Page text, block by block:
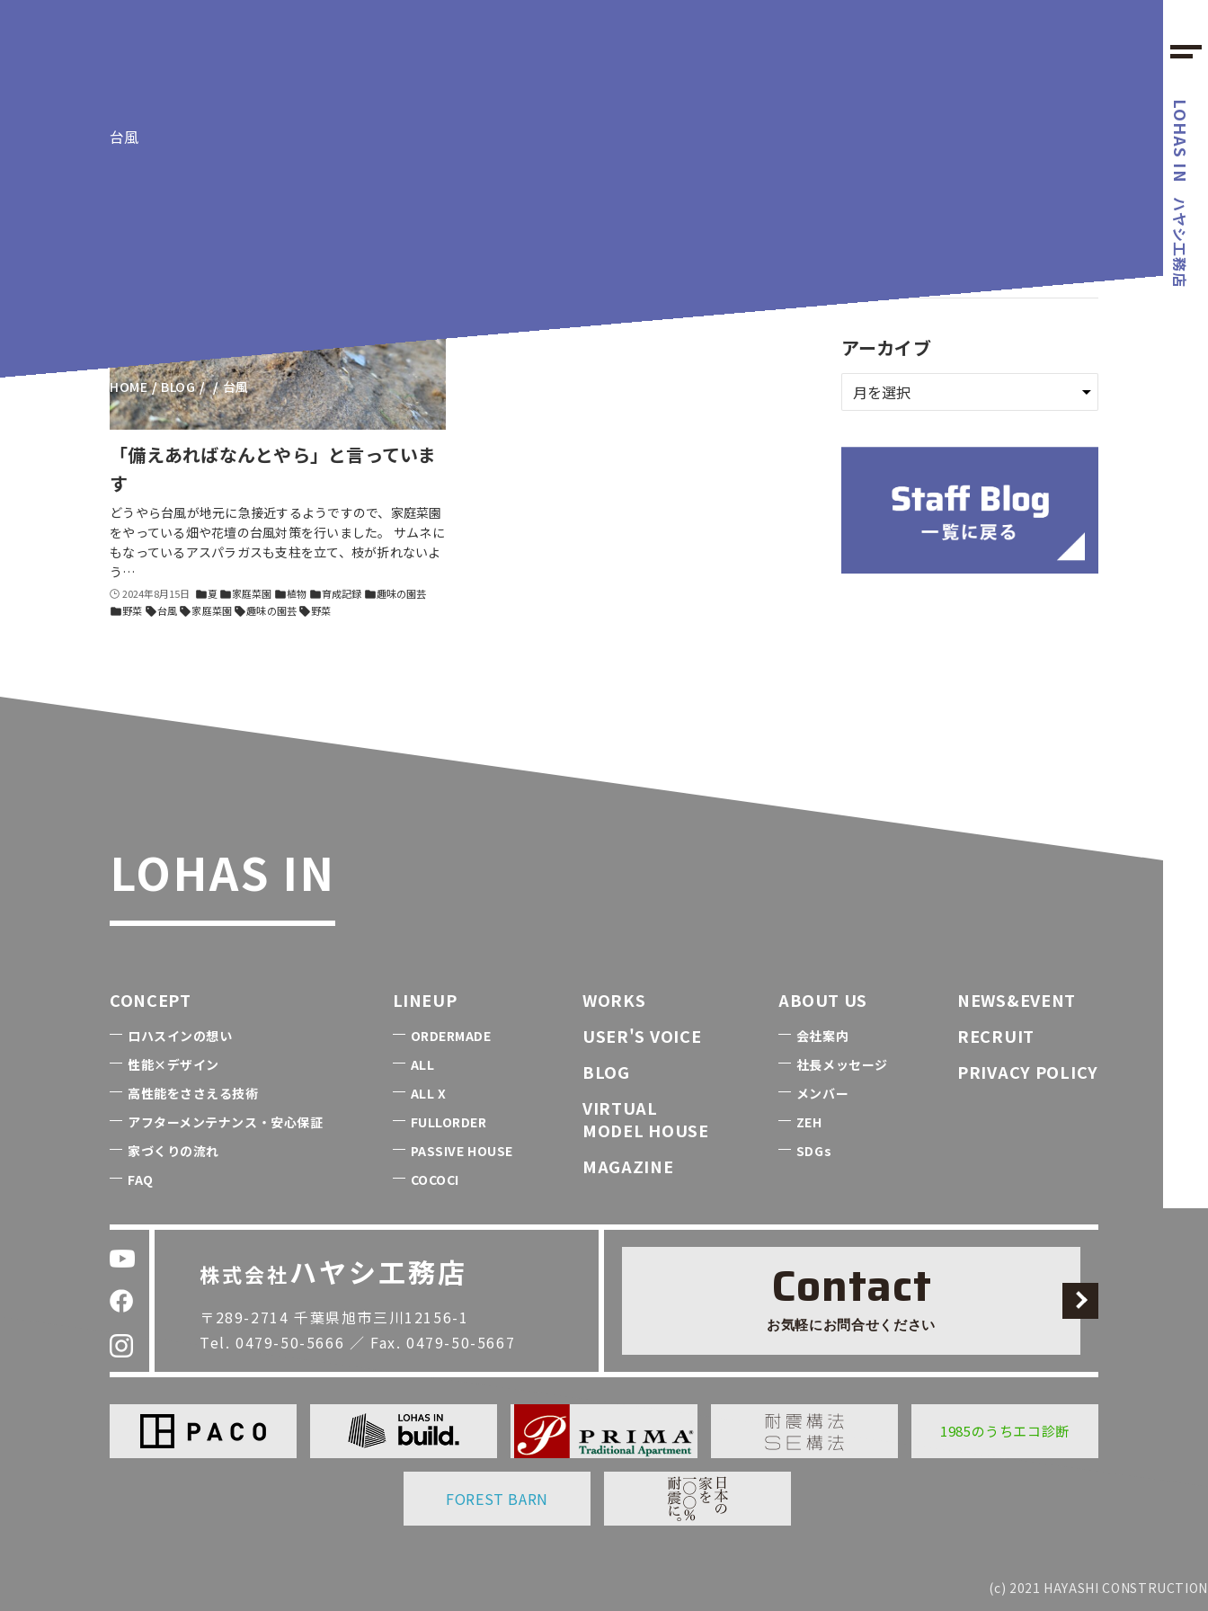
LOHAS IN
ハヤシ工務店
台風
HOME BLOG 台風
「備えあればなんとやら」と言っていま
す
どうやら台風が地元に急接近するようですので、家庭菜園
をやっている畑や花壇の台風対策を行いました。 サムネに
もなっているアスパラガスも支柱を立て、枝が折れないよ
う…
2024年8月15日 folder夏 folder家庭菜園 folder植物 folder育成記録 folder趣味の園芸
folder野菜 sell台風 sell家庭菜園 sell趣味の園芸 sell野菜
アーカイブ
LOHAS IN
CONCEPT
ロハスインの想い
性能×デザイン
高性能をささえる技術
アフターメンテナンス・安心保証
家づくりの流れ
FAQ
LINEUP
ORDERMADE
ALL
ALL X
FULLORDER
PASSIVE HOUSE
COCOCI
WORKS
USER'S VOICE
BLOG
VIRTUAL
MODEL HOUSE
MAGAZINE
ABOUT US
会社案内
社長メッセージ
メンバー
ZEH
SDGs
NEWS&EVENT
RECRUIT
PRIVACY POLICY
株式会社ハヤシ工務店
〒289-2714 千葉県旭市三川12156-1
Tel. 0479-50-5666 ／ Fax. 0479-50-5667
Contact
お気軽にお問合せください
1985のうちエコ診断
FOREST BARN
(c) 2021 HAYASHI CONSTRUCTION